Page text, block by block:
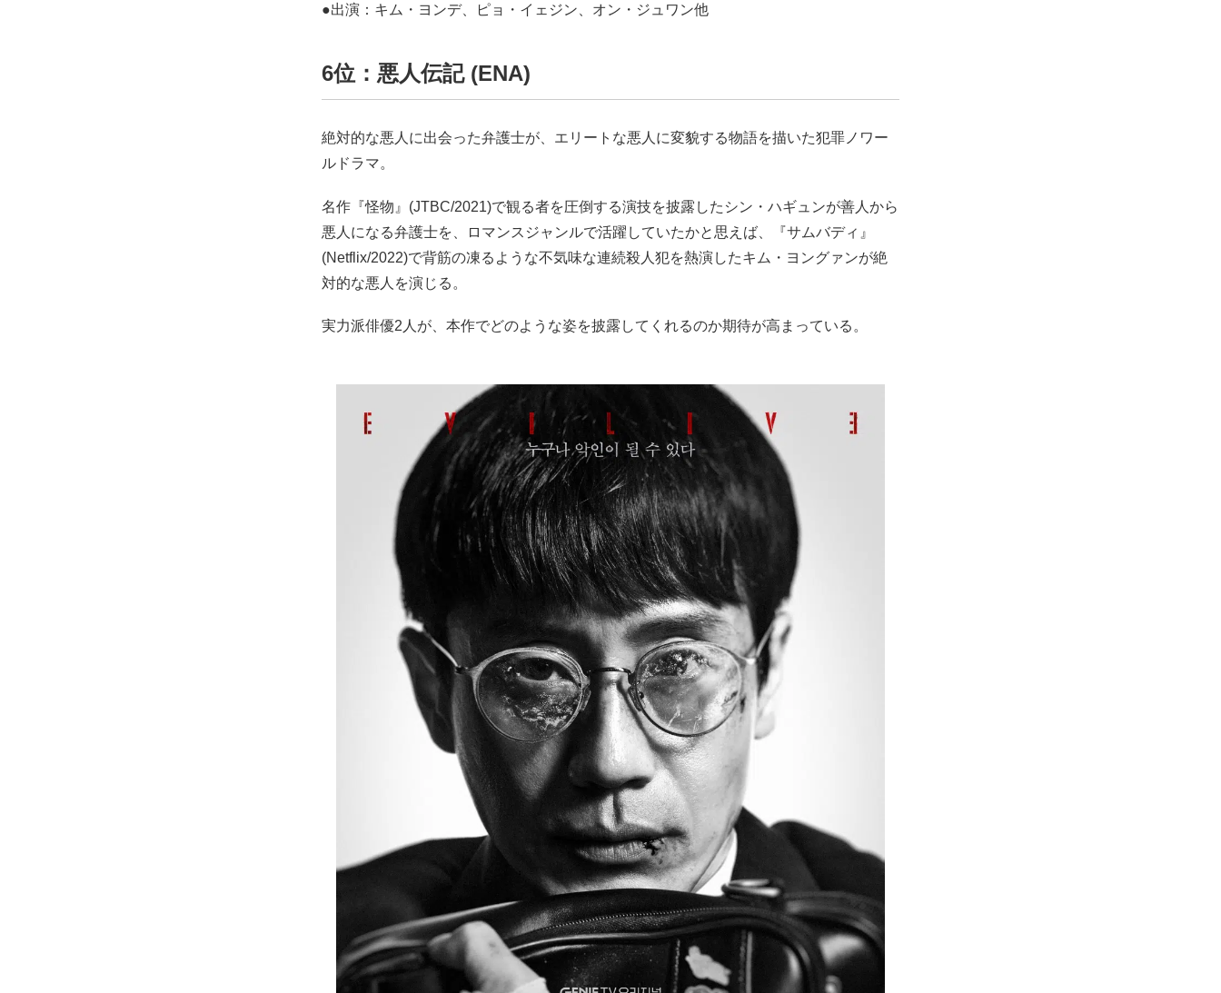
●出演：キム・ヨンデ、ピョ・イェジン、オン・ジュワン他
6位：悪人伝記 (ENA)
絶対的な悪人に出会った弁護士が、エリートな悪人に変貌する物語を描いた犯罪ノワー
ルドラマ。
名作『怪物』(JTBC/2021)で観る者を圧倒する演技を披露したシン・ハギュンが善人から
悪人になる弁護士を、ロマンスジャンルで活躍していたかと思えば、『サムバディ』
(Netflix/2022)で背筋の凍るような不気味な連続殺人犯を熱演したキム・ヨングァンが絶
対的な悪人を演じる。
実力派俳優2人が、本作でどのような姿を披露してくれるのか期待が高まっている。